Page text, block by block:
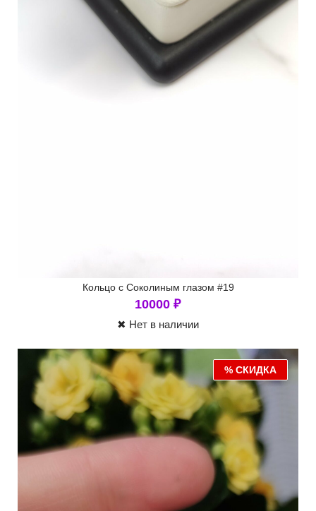
Кольцо с Соколиным глазом #19
10000 ₽
✖ Нет в наличии
% СКИДКА